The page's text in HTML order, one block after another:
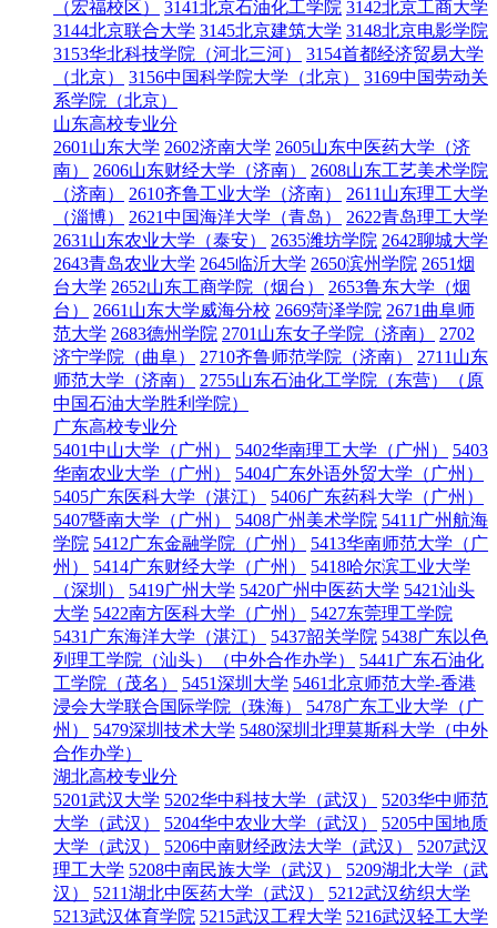
（宏福校区）
3141北京石油化工学院 3142北京工商大学
3144北京联合大学 3145北京建筑大学 3148北京电影学院
3153华北科技学院（河北三河）
3154首都经济贸易大学
（北京）
3156中国科学院大学（北京）
3169中国劳动关
系学院（北京）
山东高校专业分
2601山东大学 2602济南大学 2605山东中医药大学（济
南）
2606山东财经大学（济南）
2608山东工艺美术学院
（济南）
2610齐鲁工业大学（济南）
2611山东理工大学
（淄博）
2621中国海洋大学（青岛）
2622青岛理工大学
2631山东农业大学（泰安）
2635潍坊学院 2642聊城大学
2643青岛农业大学 2645临沂大学 2650滨州学院 2651烟
台大学 2652山东工商学院（烟台）
2653鲁东大学（烟
台）
2661山东大学威海分校 2669菏泽学院 2671曲阜师
范大学 2683德州学院 2701山东女子学院（济南）
2702
济宁学院（曲阜）
2710齐鲁师范学院（济南）
2711山东
师范大学（济南）
2755山东石油化工学院（东营）（原
中国石油大学胜利学院）
广东高校专业分
5401中山大学（广州）
5402华南理工大学（广州）
5403
华南农业大学（广州）
5404广东外语外贸大学（广州）
5405广东医科大学（湛江）
5406广东药科大学（广州）
5407暨南大学（广州）
5408广州美术学院 5411广州航海
学院 5412广东金融学院（广州）
5413华南师范大学（广
州）
5414广东财经大学（广州）
5418哈尔滨工业大学
（深圳）
5419广州大学 5420广州中医药大学 5421汕头
大学 5422南方医科大学（广州）
5427东莞理工学院
5431广东海洋大学（湛江）
5437韶关学院 5438广东以色
列理工学院（汕头）（中外合作办学）
5441广东石油化
工学院（茂名）
5451深圳大学 5461北京师范大学-香港
浸会大学联合国际学院（珠海）
5478广东工业大学（广
州）
5479深圳技术大学 5480深圳北理莫斯科大学（中外
合作办学）
湖北高校专业分
5201武汉大学 5202华中科技大学（武汉）
5203华中师范
大学（武汉）
5204华中农业大学（武汉）
5205中国地质
大学（武汉）
5206中南财经政法大学（武汉）
5207武汉
理工大学 5208中南民族大学（武汉）
5209湖北大学（武
汉）
5211湖北中医药大学（武汉）
5212武汉纺织大学
5213武汉体育学院 5215武汉工程大学 5216武汉轻工大学